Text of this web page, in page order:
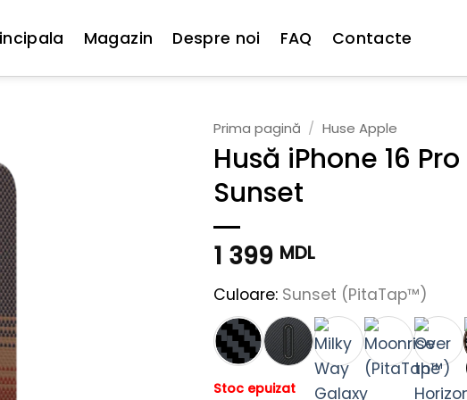
Magazin Despre noi FAQ Contacte
Prima pagină / Huse Apple
Husă iPhone 16
Sunset
1 399 MDL
Culoare: Sunset (PitaTap™)
Stoc epuizat